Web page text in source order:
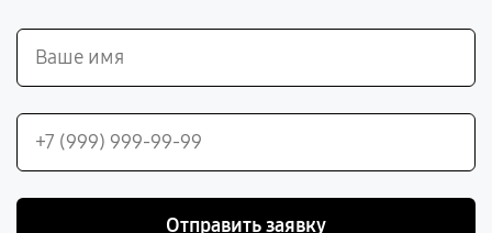
Отправить заявку